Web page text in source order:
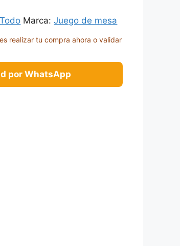
Todo Marca:Juego de mesa
realizar tu compra ahora o validar
por WhatsApp